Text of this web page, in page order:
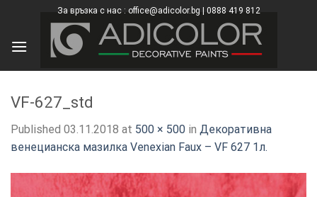
content
За връзка с нас : office@adicolor.bg | 0888 419 812
VF-627_std
Published 03.11.2018 at 500 × 500 in Декоративна
венецианска мазилка Venexian Faux – VF 627 1л.
×